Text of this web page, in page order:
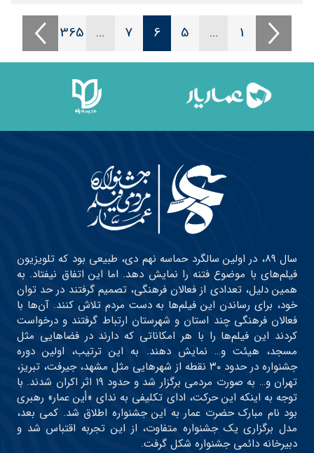
1
…
5
6
7
…
365
سال ۸۹، در اولین سالگرد حماسه نهم دی، طبیعی بود که تلویزیون
فیلم‌های با موضوع فتنه را نمایش دهد. اما این اتفاق نیفتاد. به
همین دلیل، تعدادی از فعالان فرهنگی، تصمیم گرفتند در حد توان
خود، برای رساندن این فیلم‌ها به دست مردم تلاش کنند. آن‌ها با
فعالان فرهنگی چند استان و شهرستان ارتباط گرفتند و درخواست
کردند این فیلم‌ها را با هر امکاناتی که دارند در فضاهایی مثل
مسجد، هیئت و… نمایش دهند. به این ترتیب، اولین دوره
جشنواره در حدود ۳۰ نقطه از شهرهایی مثل مشهد، جیرفت، تبریز،
تهران و… به صورت مردمی برگزار شد و حدود ۱۹ اثر اکران شدند. با
توجه به اینکه این حرکت، ادای تکلیفی به ندای «أین عمار» رهبری
بود نام مبارک حضرت عمار به این جشنواره اطلاق شد. کمی بعد،
مدل برگزاری یک جشنواره متفاوت، از این تجربه اقتباس شد و
دبیرخانه دائمی جشنواره شکل گرفت.